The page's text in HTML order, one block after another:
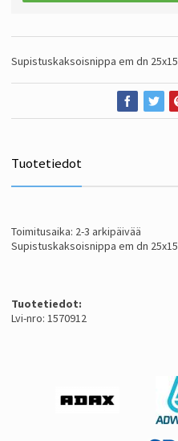
Supistuskaksoisnippa em dn 25x15
Tuotetiedot
Toimitusaika: 2-3 arkipäivää
Supistuskaksoisnippa em dn 25x15
Tuotetiedot:
Lvi-nro: 1570912